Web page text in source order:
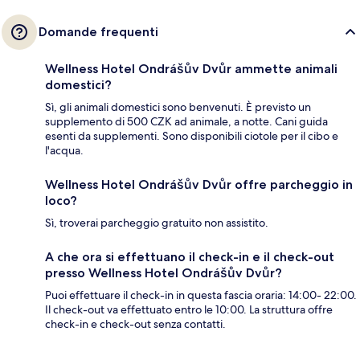
Domande frequenti
Wellness Hotel Ondrášův Dvůr ammette animali
domestici?
Sì, gli animali domestici sono benvenuti. È previsto un
supplemento di 500 CZK ad animale, a notte. Cani guida
esenti da supplementi. Sono disponibili ciotole per il cibo e
l'acqua.
Wellness Hotel Ondrášův Dvůr offre parcheggio in
loco?
Sì, troverai parcheggio gratuito non assistito.
A che ora si effettuano il check-in e il check-out
presso Wellness Hotel Ondrášův Dvůr?
Puoi effettuare il check-in in questa fascia oraria: 14:00- 22:00.
Il check-out va effettuato entro le 10:00. La struttura offre
check-in e check-out senza contatti.